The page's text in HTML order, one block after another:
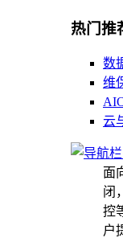
热门推
数
维
云
面
闭
控
户